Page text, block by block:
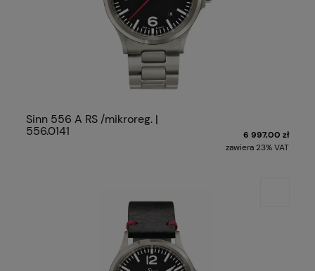
Sinn 556 A RS /mikroreg. |
556.0141
6 997,00 zł
zawiera 23% VAT